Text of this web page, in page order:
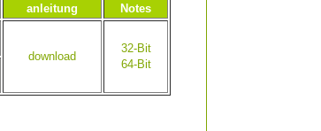
anleitung
Notes
download
32-Bit
64-Bit